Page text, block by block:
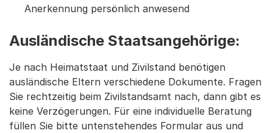
Anerkennung persönlich anwesend
Ausländische Staatsangehörige:
Je nach Heimatstaat und Zivilstand benötigen
ausländische Eltern verschiedene Dokumente. Fragen
Sie rechtzeitig beim Zivilstandsamt nach, dann gibt es
keine Verzögerungen. Für eine individuelle Beratung
füllen Sie bitte untenstehendes Formular aus und